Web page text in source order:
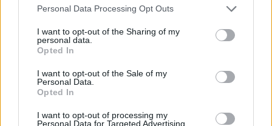
Please note that this website/app uses one or more Google
not limited to your visit or usage behaviour. You may click to
grant or deny consent to Google and its third-party tags to
use your data for below specified purposes in below Google
consent section.
Personal Data Processing Opt Outs
I want to opt-out of the Sharing of my
personal data.
Opted In
I want to opt-out of the Sale of my
Personal Data.
Opted In
I want to opt-out of processing my
Personal Data for Targeted Advertising.
Kövess minket a Facebookon
21 perce